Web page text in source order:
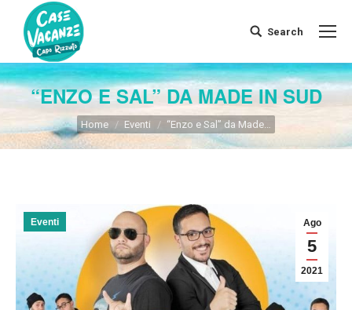
Search:
Search
“ENZO E SAL” DA MADE IN SUD
You are here:Home Eventi “Enzo e Sal” da Made…
Ago
5
2021
Eventi